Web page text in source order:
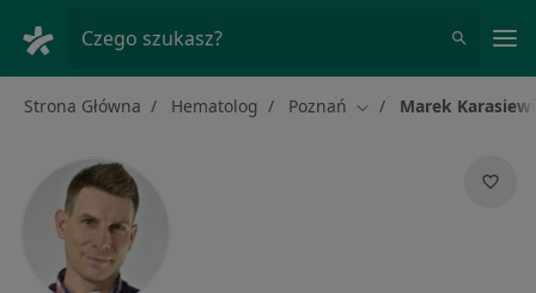
Czego szukasz?
Strona Główna Hematolog Poznań Zmień miasto
Marek